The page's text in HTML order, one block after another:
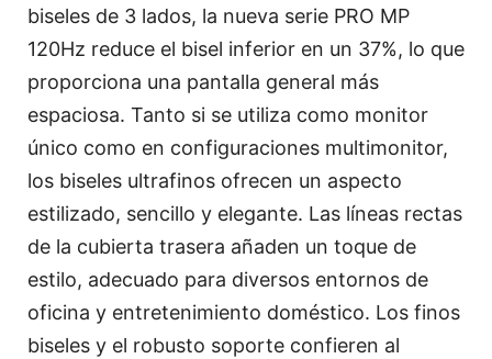
biseles de 3 lados, la nueva serie PRO MP
120Hz reduce el bisel inferior en un 37%, lo que
proporciona una pantalla general más
espaciosa. Tanto si se utiliza como monitor
único como en configuraciones multimonitor,
los biseles ultrafinos ofrecen un aspecto
estilizado, sencillo y elegante. Las líneas rectas
de la cubierta trasera añaden un toque de
estilo, adecuado para diversos entornos de
oficina y entretenimiento doméstico. Los finos
biseles y el robusto soporte confieren al